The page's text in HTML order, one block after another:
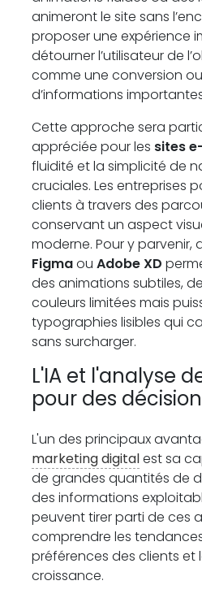
animeront le site sans
proposer une expérience
détourner l’utilisateur de
comme une conversion
d’informations
Cette approche sera
appréciée pour les sites
fluidité et la simplicité de
cruciales. Les entreprises
clients à travers des
conservant un aspect
moderne. Pour y parvenir,
Figmaou Adobe XD
des animations subtiles,
couleurs limitées mais
typographies lisibles qui
sans surcharger.
L'IA et l'analyse
pour des
L'un des principaux
marketing digitalest sa
de grandes quantités de
des informations
peuvent tirer parti de ces
comprendre les
préférences des clients et
croissance.